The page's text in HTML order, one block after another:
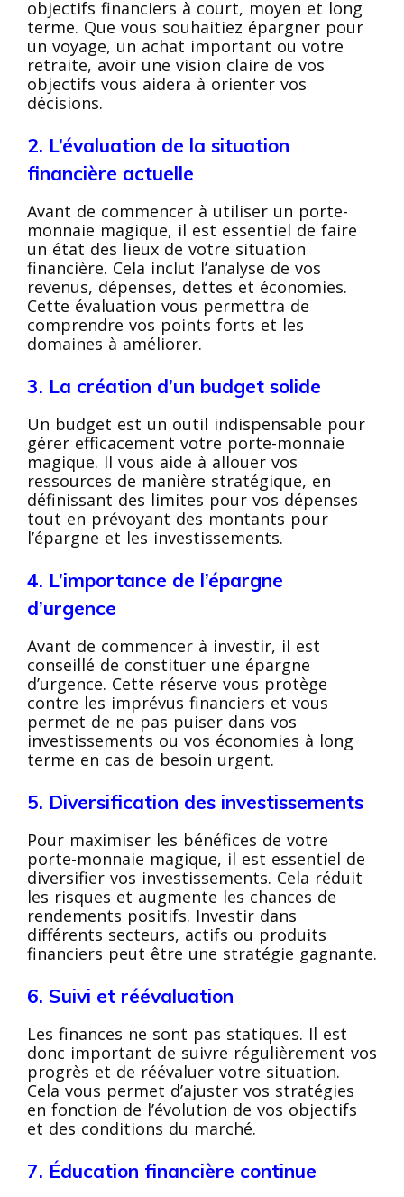
objectifs financiers à court, moyen et long
terme. Que vous souhaitiez épargner pour
un voyage, un achat important ou votre
retraite, avoir une vision claire de vos
objectifs vous aidera à orienter vos
décisions.
2. L’évaluation de la situation
financière actuelle
Avant de commencer à utiliser un porte-
monnaie magique, il est essentiel de faire
un état des lieux de votre situation
financière. Cela inclut l’analyse de vos
revenus, dépenses, dettes et économies.
Cette évaluation vous permettra de
comprendre vos points forts et les
domaines à améliorer.
3. La création d’un budget solide
Un budget est un outil indispensable pour
gérer efficacement votre porte-monnaie
magique. Il vous aide à allouer vos
ressources de manière stratégique, en
définissant des limites pour vos dépenses
tout en prévoyant des montants pour
l’épargne et les investissements.
4. L’importance de l’épargne
d’urgence
Avant de commencer à investir, il est
conseillé de constituer une épargne
d’urgence. Cette réserve vous protège
contre les imprévus financiers et vous
permet de ne pas puiser dans vos
investissements ou vos économies à long
terme en cas de besoin urgent.
5. Diversification des investissements
Pour maximiser les bénéfices de votre
porte-monnaie magique, il est essentiel de
diversifier vos investissements. Cela réduit
les risques et augmente les chances de
rendements positifs. Investir dans
différents secteurs, actifs ou produits
financiers peut être une stratégie gagnante.
6. Suivi et réévaluation
Les finances ne sont pas statiques. Il est
donc important de suivre régulièrement vos
progrès et de réévaluer votre situation.
Cela vous permet d’ajuster vos stratégies
en fonction de l’évolution de vos objectifs
et des conditions du marché.
7. Éducation financière continue